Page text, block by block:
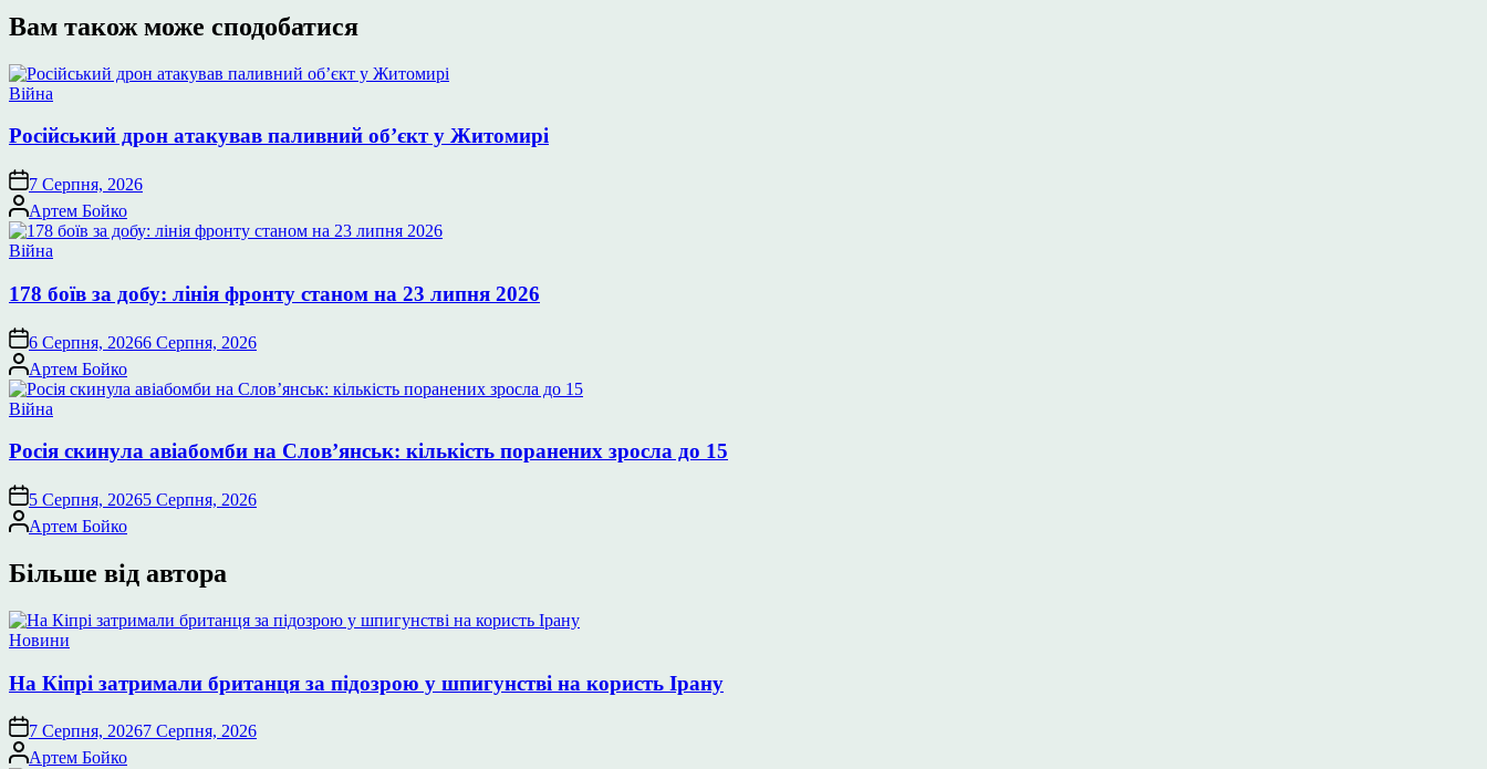
Вам також може сподобатися
Опублікувати
Війна
Російський дрон атакував паливний об’єкт у Житомирі
7 Серпня, 2026
Опубліковано
Артем Бойко
Опублікувати
Війна
178 боїв за добу: лінія фронту станом на 23 липня 2026
6 Серпня, 20266 Серпня, 2026
Опубліковано
Артем Бойко
Опублікувати
Війна
Росія скинула авіабомби на Слов’янськ: кількість поранених зросла до 15
5 Серпня, 20265 Серпня, 2026
Опубліковано
Артем Бойко
Більше від автора
Опублікувати
Новини
На Кіпрі затримали британця за підозрою у шпигунстві на користь Ірану
7 Серпня, 20267 Серпня, 2026
Опубліковано
Артем Бойко